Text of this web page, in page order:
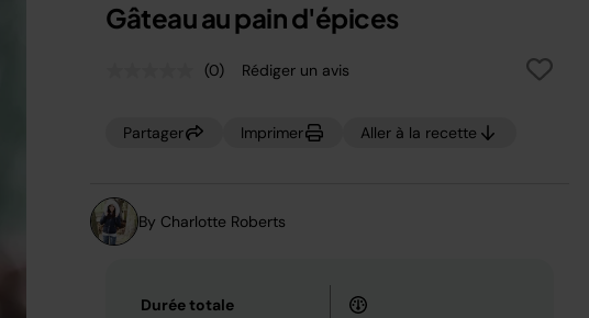
Gâteau au pain d'épices
Aucune
notation.
page.
(0) Rédiger un avis
Partager Imprimer Aller à la recette
By Charlotte Roberts
Durée totale